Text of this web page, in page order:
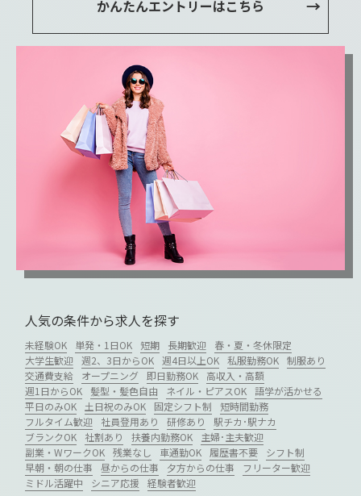
かんたんエントリーはこちら
人気の条件から求人を探す
未経験OK 単発・1日OK 短期 長期歓迎
春・夏・冬休限定
大学生歓迎
週2、3日からOK 週4日以上OK 私服勤務OK
制服あり
交通費支給
オープニング 即日勤務OK
高収入・高額
週1日からOK
髪型・髪色自由 ネイル・ピアスOK
語学が活かせる
平日のみOK
土日祝のみOK 固定シフト制
短時間勤務
フルタイム歓迎
社員登用あり 研修あり
駅チカ･駅ナカ
ブランクOK
社割あり 扶養内勤務OK
主婦･主夫歓迎
副業・WワークOK
残業なし 車通勤OK 履歴書不要
シフト制
早朝・朝の仕事
昼からの仕事 夕方からの仕事
フリーター歓迎
ミドル活躍中
シニア応援 経験者歓迎